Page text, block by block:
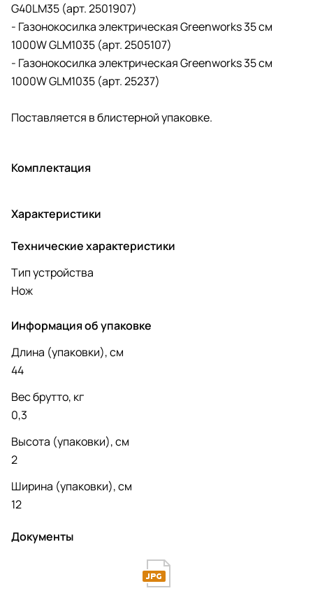
G40LM35 (арт. 2501907)
- Газонокосилка электрическая Greenworks 35 см
1000W GLM1035 (арт.2505107)
- Газонокосилка электрическая Greenworks 35 см
1000W GLM1035 (арт.25237)
Поставляется в блистерной упаковке.
Комплектация
Характеристики
Технические характеристики
Тип устройства
Нож
Информация об упаковке
Длина (упаковки), см
44
Вес брутто, кг
0,3
Высота (упаковки), см
2
Ширина (упаковки), см
12
Документы